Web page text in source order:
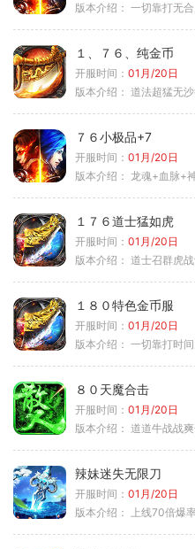
版本介绍： 一切靠打无合成
１、７６、纯金币
开服时间： 01月/20日
版本介绍： 道法超猛无
７６小极品+7
开服时间： 01月/20日
版本介绍： 龙魂+血脉+
１７６道士猛如虎
开服时间： 01月/20日
版本介绍： 道士召群虎
１８０特色金币服
开服时间： 01月/20日
版本介绍： 一切靠打时
８０天魔合击
开服时间： 01月/20日
版本介绍： 道道牛战战
辣妹迷失无限刀
开服时间： 01月/20日
版本介绍：
上线70倍爆率